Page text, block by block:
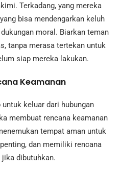
Terkadang, yang mereka
bisa mendengarkan keluh
moral. Biarkan teman
tanpa merasa tertekan untuk
siap mereka lakukan.
Keamanan
keluar dari hubungan
membuat rencana keamanan
tempat aman untuk
dan memiliki rencana
jika dibutuhkan.